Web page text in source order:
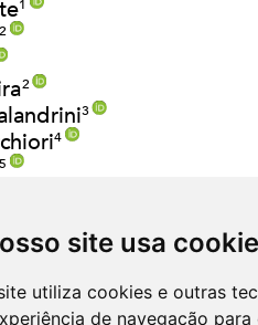
site usa
utiliza cookies e outras
de navegação